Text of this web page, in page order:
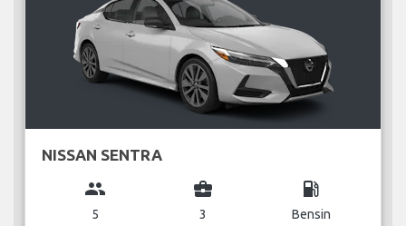
NISSAN SENTRA
group
5
business_center
3
local_gas_station
Bensin